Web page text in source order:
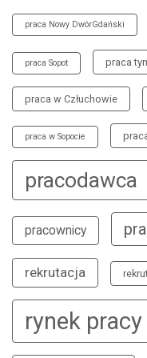
praca Nowy DwórGdański
praca Sopot praca
praca w Człuchowie
praca w Sopocie
pracodawca
pracownicy
rekrutacja
rynek pracy